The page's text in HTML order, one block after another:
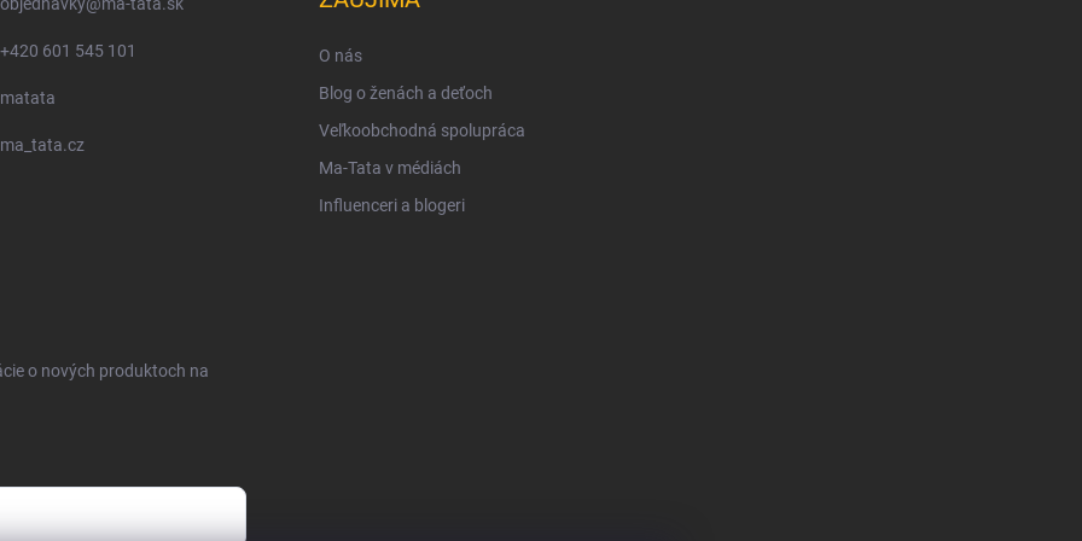
+420 601 545 101
matata
ma_tata.cz
O nás
Blog o ženách a deťoch
Veľkoobchodná spolupráca
Ma-Tata v médiách
Influenceri a blogeri
o nových produktoch na